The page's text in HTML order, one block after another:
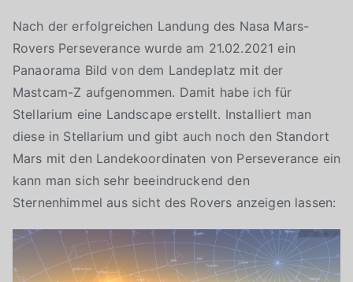
Nach der erfolgreichen Landung des Nasa Mars-
Rovers Perseverance wurde am 21.02.2021 ein
Panaorama Bild von dem Landeplatz mit der
Mastcam-Z aufgenommen. Damit habe ich für
Stellarium eine Landscape erstellt. Installiert man
diese in Stellarium und gibt auch noch den Standort
Mars mit den Landekoordinaten von Perseverance ein
kann man sich sehr beeindruckend den
Sternenhimmel aus sicht des Rovers anzeigen lassen: